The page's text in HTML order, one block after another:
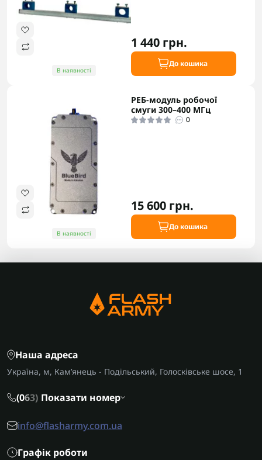
В наявності
1 440 грн.
До кошика
В наявності
РЕБ-модуль робочої
смуги 300–400 МГц
0
15 600 грн.
До кошика
Наша адреса
Україна, м, Кам’янець - Подільський, Голосківське шосе, 1
(063) Показати номер
info@flasharmy.com.ua
Графік роботи